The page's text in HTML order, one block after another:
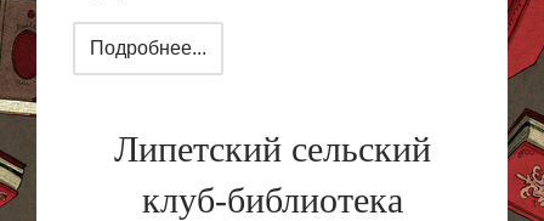
Подробнее...
Липетский сельский
клуб-библиотека